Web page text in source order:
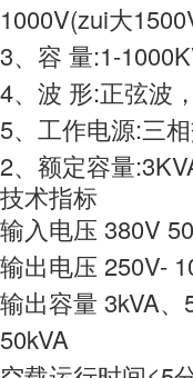
1000V(zui大
3、容 量:1-
4、波 形:正弦波
5、工作电源:三
2、额定容量
技术指标
输入电压 380V
输出电压 250V-
输出容量 3kVA、
50kVA